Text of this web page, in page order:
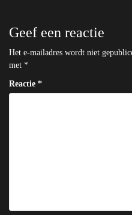
Geef een reactie
Het e-mailadres wordt niet
met *
Reactie *